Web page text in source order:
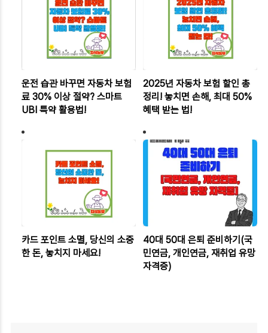
운전 습관 바꾸면 자동차 보험
료 30% 이상 절약? 스마트
UBI 특약 활용법!
2025년 자동차 보험 할인 총
정리! 놓치면 손해, 최대 50%
혜택 받는 법!
카드 포인트 소멸, 당신의 소중
한 돈, 놓치지 마세요!
40대 50대 은퇴 준비하기(국
민연금, 개인연금, 재취업 유망
자격증)